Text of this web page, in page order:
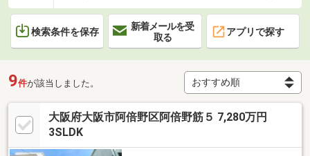
検索条件を保存
新着メールを受
取る
アプリで探す
9件が該当しました。
大阪府大阪市阿倍野区阿倍野筋５ 7,280万円
3SLDK